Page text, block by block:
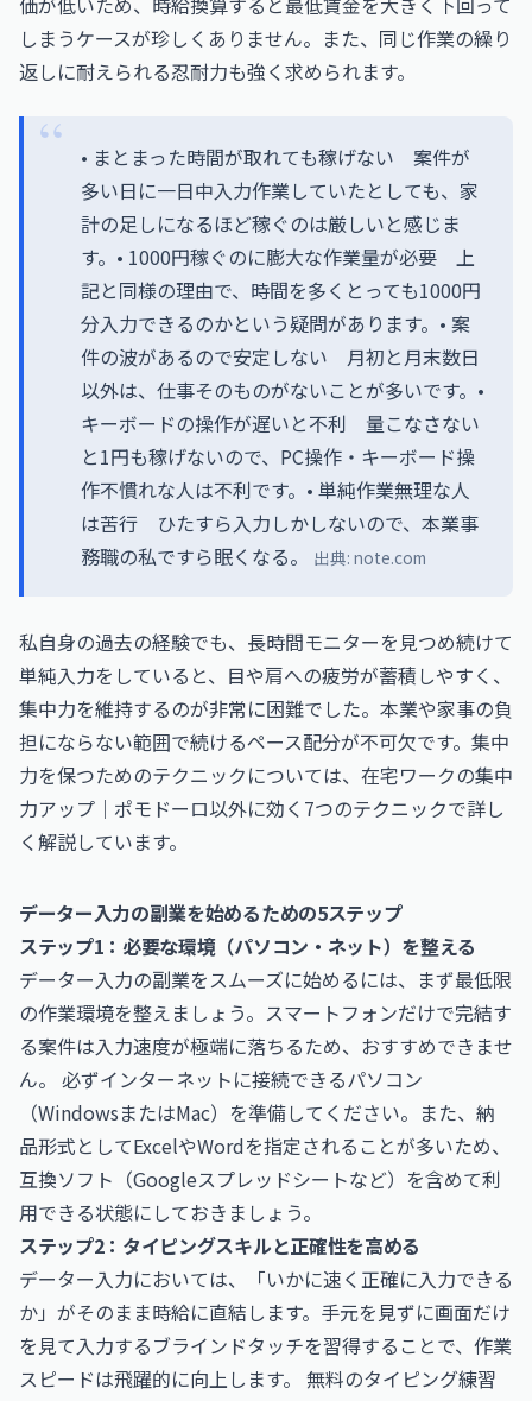
しまうケースが珍しくありません。また、同じ作業の繰り
返しに耐えられる忍耐力も強く求められます。
• まとまった時間が取れても稼げない 案件が
多い日に一日中入力作業していたとしても、家
計の足しになるほど稼ぐのは厳しいと感じま
す。• 1000円稼ぐのに膨大な作業量が必要 上
記と同様の理由で、時間を多くとっても1000円
分入力できるのかという疑問があります。• 案
件の波があるので安定しない 月初と月末数日
以外は、仕事そのものがないことが多いです。•
キーボードの操作が遅いと不利 量こなさない
と1円も稼げないので、PC操作・キーボード操
作不慣れな人は不利です。• 単純作業無理な人
は苦行 ひたすら入力しかしないので、本業事
務職の私ですら眠くなる。
出典: note.com
私自身の過去の経験でも、長時間モニターを見つめ続けて
単純入力をしていると、目や肩への疲労が蓄積しやすく、
集中力を維持するのが非常に困難でした。本業や家事の負
担にならない範囲で続けるペース配分が不可欠です。集中
力を保つためのテクニックについては、 在宅ワークの集中
力アップ｜ポモドーロ以外に効く7つのテクニックで詳し
く解説しています。
データー入力の副業を始めるための5ステップ
ステップ1：必要な環境（パソコン・ネット）を整える
データー入力の副業をスムーズに始めるには、まず最低限
の作業環境を整えましょう。スマートフォンだけで完結す
る案件は入力速度が極端に落ちるため、おすすめできませ
ん。 必ずインターネットに接続できるパソコン
（WindowsまたはMac）を準備してください。また、納
品形式としてExcelやWordを指定されることが多いため、
互換ソフト（Googleスプレッドシートなど）を含めて利
用できる状態にしておきましょう。
ステップ2：タイピングスキルと正確性を高める
データー入力においては、「いかに速く正確に入力できる
か」がそのまま時給に直結します。手元を見ずに画面だけ
を見て入力するブラインドタッチを習得することで、作業
スピードは飛躍的に向上します。 無料のタイピング練習